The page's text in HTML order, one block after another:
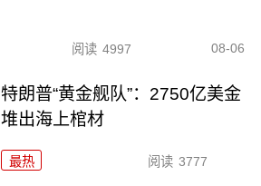
阅读 4997 08-06
特朗普“黄金舰队”：2750亿美金
堆出海上棺材
最热 阅读 3777